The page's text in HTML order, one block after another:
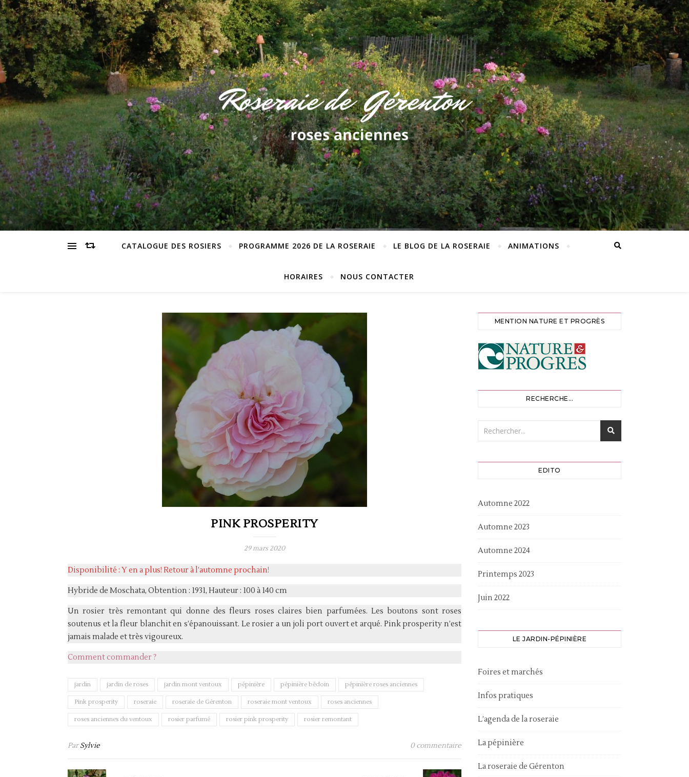
CATALOGUE DES ROSIERS PROGRAMME 2026 DE LA ROSERAIE LE BLOG DE LA ROSERAIE ANIMATIONS
HORAIRES NOUS CONTACTER
PINK PROSPERITY
29 mars 2020
Disponibilité : Y en a plus! Retour à l’automne prochain!
Hybride de Moschata, Obtention : 1931, Hauteur : 100 à 140 cm
Un rosier très remontant qui donne des fleurs roses claires bien parfumées. Les boutons sont roses
soutenus et la fleur blanchit en s’épanouissant. Le rosier a un joli port ouvert et arqué. Pink prosperity n’est
jamais malade et très vigoureux.
Comment commander ?
jardin jardin de roses jardin mont ventoux pépinière pépinière bédoin pépinière roses anciennes
Pink prosperity roseraie roseraie de Gérenton roseraie mont ventoux roses anciennes
roses anciennes du ventoux rosier parfumé rosier pink prosperity rosier remontant
ParSylvie 0 commentaire
MENTION NATURE ET PROGRÈS
RECHERCHE…
EDITO
Automne 2022
Automne 2023
Automne 2024
Printemps 2023
Juin 2022
LE JARDIN-PÉPINIÈRE
Foires et marchés
Infos pratiques
L’agenda de la roseraie
La pépinière
La roseraie de Gérenton